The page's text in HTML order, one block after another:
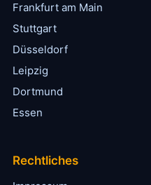
Frankfurt am Main
Stuttgart
Düsseldorf
Leipzig
Dortmund
Essen
Rechtliches